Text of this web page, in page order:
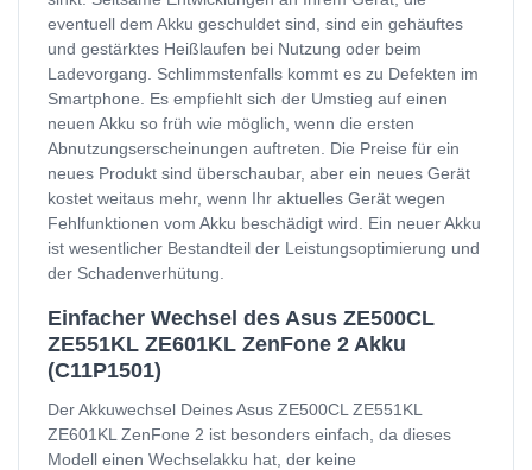
eventuell dem Akku geschuldet sind, sind ein gehäuftes
und gestärktes Heißlaufen bei Nutzung oder beim
Ladevorgang. Schlimmstenfalls kommt es zu Defekten im
Smartphone. Es empfiehlt sich der Umstieg auf einen
neuen Akku so früh wie möglich, wenn die ersten
Abnutzungserscheinungen auftreten. Die Preise für ein
neues Produkt sind überschaubar, aber ein neues Gerät
kostet weitaus mehr, wenn Ihr aktuelles Gerät wegen
Fehlfunktionen vom Akku beschädigt wird. Ein neuer Akku
ist wesentlicher Bestandteil der Leistungsoptimierung und
der Schadenverhütung.
Einfacher Wechsel des Asus ZE500CL
ZE551KL ZE601KL ZenFone 2 Akku
(C11P1501)
Der Akkuwechsel Deines Asus ZE500CL ZE551KL
ZE601KL ZenFone 2 ist besonders einfach, da dieses
Modell einen Wechselakku hat, der keine